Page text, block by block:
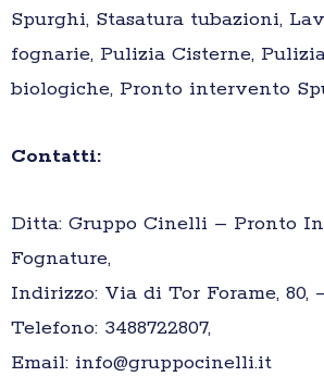
Spurghi, Stasatura tubazioni,
fognarie, Pulizia Cisterne,
biologiche, Pronto intervento
Contatti:
Ditta: Gruppo Cinelli – Pronto
Fognature,
Indirizzo: Via di Tor Forame, 80,
Telefono: 3488722807,
Email: info@gruppocinelli.it